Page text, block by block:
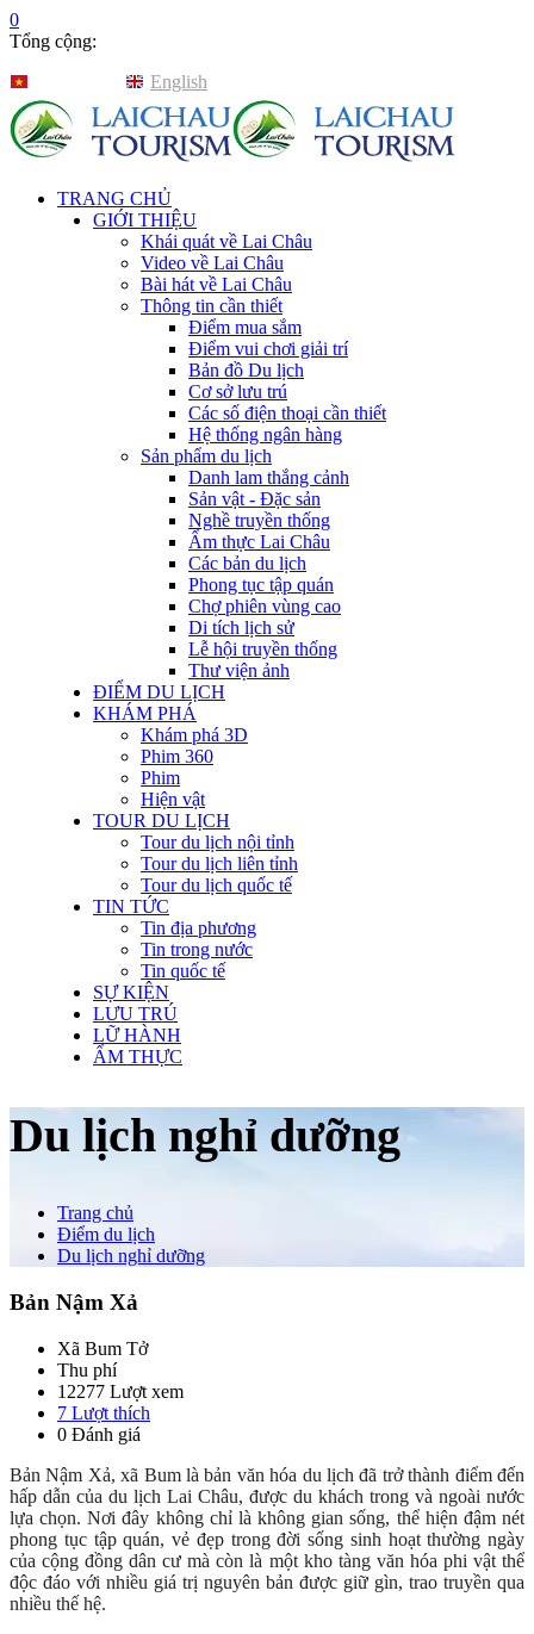
0
Tổng cộng:
English
TRANG CHỦ
GIỚI THIỆU
Khái quát về Lai Châu
Video về Lai Châu
Bài hát về Lai Châu
Thông tin cần thiết
Điểm mua sắm
Điểm vui chơi giải trí
Bản đồ Du lịch
Cơ sở lưu trú
Các số điện thoại cần thiết
Hệ thống ngân hàng
Sản phẩm du lịch
Danh lam thắng cảnh
Sản vật - Đặc sản
Nghề truyền thống
Ẩm thực Lai Châu
Các bản du lịch
Phong tục tập quán
Chợ phiên vùng cao
Di tích lịch sử
Lễ hội truyền thống
Thư viện ảnh
ĐIỂM DU LỊCH
KHÁM PHÁ
Khám phá 3D
Phim 360
Phim
Hiện vật
TOUR DU LỊCH
Tour du lịch nội tỉnh
Tour du lịch liên tỉnh
Tour du lịch quốc tế
TIN TỨC
Tin địa phương
Tin trong nước
Tin quốc tế
SỰ KIỆN
LƯU TRÚ
LỮ HÀNH
ẨM THỰC
Du lịch nghỉ dưỡng
Trang chủ
Điểm du lịch
Du lịch nghỉ dưỡng
Bản Nậm Xả
Xã Bum Tở
Thu phí
12277 Lượt xem
7 Lượt thích
0 Đánh giá
Bản Nậm Xả, xã Bum là bản văn hóa du lịch đã trở thành điểm đến
hấp dẫn của du lịch Lai Châu, được du khách trong và ngoài nước
lựa chọn. Nơi đây không chỉ là không gian sống, thể hiện đậm nét
phong tục tập quán, vẻ đẹp trong đời sống sinh hoạt thường ngày
của cộng đồng dân cư mà còn là một kho tàng văn hóa phi vật thể
độc đáo với nhiều giá trị nguyên bản được giữ gìn, trao truyền qua
nhiều thế hệ.